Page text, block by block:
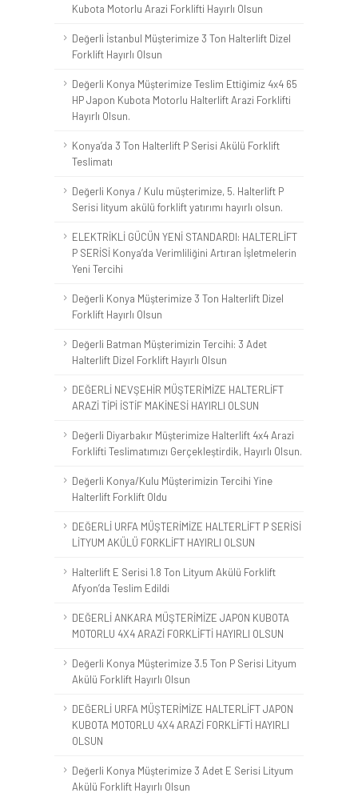
Kubota Motorlu Arazi Forklifti Hayırlı Olsun
Değerli İstanbul Müşterimize 3 Ton Halterlift Dizel
Forklift Hayırlı Olsun
Değerli Konya Müşterimize Teslim Ettiğimiz 4x4 65
HP Japon Kubota Motorlu Halterlift Arazi Forklifti
Hayırlı Olsun.
Konya’da 3 Ton Halterlift P Serisi Akülü Forklift
Teslimatı
Değerli Konya / Kulu müşterimize, 5. Halterlift P
Serisi lityum akülü forklift yatırımı hayırlı olsun.
ELEKTRİKLİ GÜCÜN YENİ STANDARDI: HALTERLİFT
P SERİSİ Konya’da Verimliliğini Artıran İşletmelerin
Yeni Tercihi
Değerli Konya Müşterimize 3 Ton Halterlift Dizel
Forklift Hayırlı Olsun
Değerli Batman Müşterimizin Tercihi: 3 Adet
Halterlift Dizel Forklift Hayırlı Olsun
DEĞERLİ NEVŞEHİR MÜŞTERİMİZE HALTERLİFT
ARAZİ TİPİ İSTİF MAKİNESİ HAYIRLI OLSUN
Değerli Diyarbakır Müşterimize Halterlift 4x4 Arazi
Forklifti Teslimatımızı Gerçekleştirdik, Hayırlı Olsun.
Değerli Konya/Kulu Müşterimizin Tercihi Yine
Halterlift Forklift Oldu
DEĞERLİ URFA MÜŞTERİMİZE HALTERLİFT P SERİSİ
LİTYUM AKÜLÜ FORKLİFT HAYIRLI OLSUN
Halterlift E Serisi 1.8 Ton Lityum Akülü Forklift
Afyon’da Teslim Edildi
DEĞERLİ ANKARA MÜŞTERİMİZE JAPON KUBOTA
MOTORLU 4X4 ARAZİ FORKLİFTİ HAYIRLI OLSUN
Değerli Konya Müşterimize 3.5 Ton P Serisi Lityum
Akülü Forklift Hayırlı Olsun
DEĞERLİ URFA MÜŞTERİMİZE HALTERLİFT JAPON
KUBOTA MOTORLU 4X4 ARAZİ FORKLİFTİ HAYIRLI
OLSUN
Değerli Konya Müşterimize 3 Adet E Serisi Lityum
Akülü Forklift Hayırlı Olsun